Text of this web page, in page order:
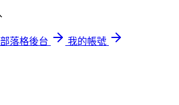
落格後台
我的帳號